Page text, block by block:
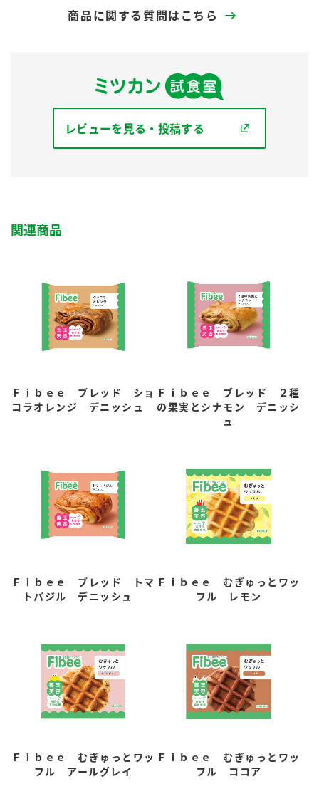
商品に関する質問はこちら
レビューを見る・投稿する
関連商品
Ｆｉｂｅｅ ブレッド ショ
コラオレンジ デニッシュ
Ｆｉｂｅｅ ブレッド ２種
の果実とシナモン デニッシ
ュ
Ｆｉｂｅｅ ブレッド トマ
トバジル デニッシュ
Ｆｉｂｅｅ むぎゅっとワッ
フル レモン
Ｆｉｂｅｅ むぎゅっとワッ
フル アールグレイ
Ｆｉｂｅｅ むぎゅっとワッ
フル ココア